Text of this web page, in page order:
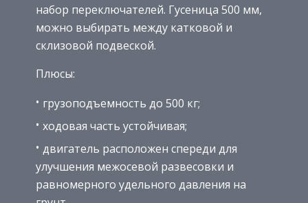
набор переключателей. Гусеница 500 мм,
можно выбирать между катковой и
склизовой подвеской.
Плюсы:
грузоподъемность до 500 кг;
ходовая часть устойчивая;
двигатель расположен спереди для
улучшения межосевой развесовки и
равномерного удельного давления на